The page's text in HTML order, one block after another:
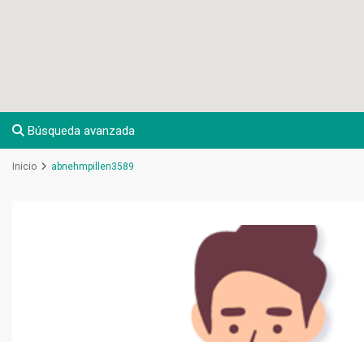
Búsqueda avanzada
Inicio abnehmpillen3589